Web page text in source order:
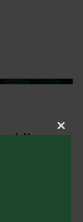
2024-